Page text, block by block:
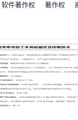
软件著作权 著作权